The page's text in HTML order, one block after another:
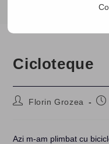
Cicloteque
PostFlorin Grozea
Azi m-am plimbat cu